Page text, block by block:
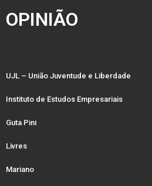
OPINIÃO
UJL – União Juventude e Liberdade
Instituto de Estudos Empresariais
Guta Pini
Livres
Mariano